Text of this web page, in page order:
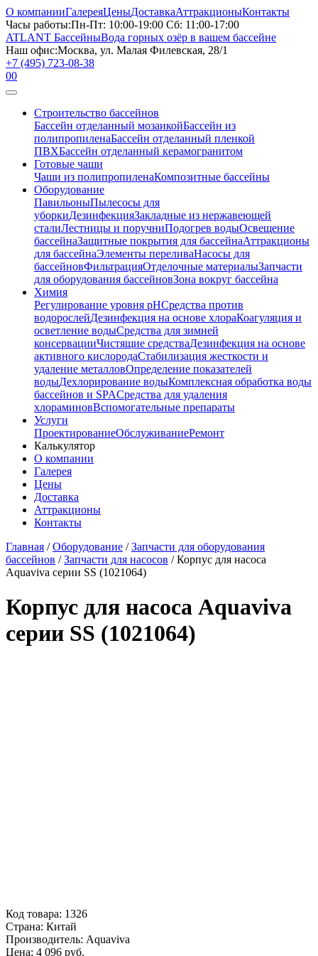
О компанииГалереяЦеныДоставкаАттракционыКонтакты
Часы работы:Пн-Пт: 10:00-19:00 Сб: 11:00-17:00
ATLANT БассейныВода горных озёр в вашем бассейне
Наш офис:Москва, ул. Малая Филевская, 28/1
+7 (495) 723-08-38
00
Строительство бассейнов
Бассейн отделанный мозаикойБассейн из
полипропиленаБассейн отделанный пленкой
ПВХБассейн отделанный керамогранитом
Готовые чаши
Чаши из полипропиленаКомпозитные бассейны
Оборудование
ПавильоныПылесосы для
уборкиДезинфекцияЗакладные из нержавеющей
сталиЛестницы и поручниПодогрев водыОсвещение
бассейнаЗащитные покрытия для бассейнаАттракционы
для бассейнаЭлементы переливаНасосы для
бассейновФильтрацияОтделочные материалыЗапчасти
для оборудования бассейновЗона вокруг бассейна
Химия
Регулирование уровня рНСредства против
водорослейДезинфекция на основе хлораКоагуляция и
осветление водыСредства для зимней
консервацииЧистящие средстваДезинфекция на основе
активного кислородаСтабилизация жесткости и
удаление металловОпределение показателей
водыДехлорирование водыКомплексная обработка воды
бассейнов и SPAСредства для удаления
хлораминовВспомогательные препараты
Услуги
ПроектированиеОбслуживаниеРемонт
Калькулятор
О компании
Галерея
Цены
Доставка
Аттракционы
Контакты
Главная /Оборудование /Запчасти для оборудования
бассейнов /Запчасти для насосов /Корпус для насоса
Aquaviva серии SS (1021064)
Корпус для насоса Aquaviva
серии SS (1021064)
Код товара: 1326
Страна: Китай
Производитель: Aquaviva
Цена: 4 096 руб.